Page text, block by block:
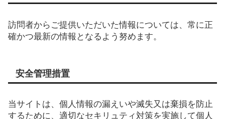
訪問者からご提供いただいた情報については、常に正
確かつ最新の情報となるよう努めます。
安全管理措置
当サイトは、個人情報の漏えいや滅失又は棄損を防止
するために、適切なセキリュティ対策を実施して個人